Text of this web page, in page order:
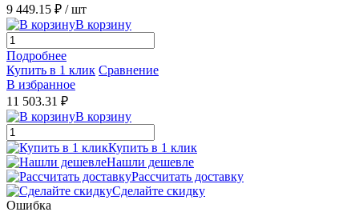
9 449.15 ₽ / шт
В корзину
Подробнее
Купить в 1 клик Сравнение
В избранное
11 503.31 ₽
В корзину
Купить в 1 клик
Нашли дешевле
Рассчитать доставку
Сделайте скидку
Ошибка